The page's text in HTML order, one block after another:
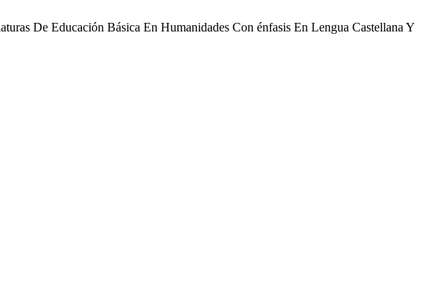
De Educación Básica En Humanidades Con énfasis En Lengua Castellana Y